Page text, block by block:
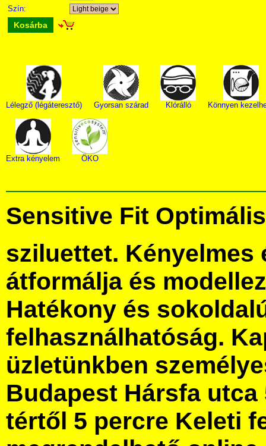
Szín:
Kosárba
Lélegző (légáteresztő) Gyorsan szárad Klórálló Könnyen
Extra kényelem ÖKO
Sensitive Fit
sziluettet. Kényelmes
átformálja és
Hatékony és
felhasználhatóság.
üzletünkben
Budapest Hársfa utca
tértől 5 percre Keleti